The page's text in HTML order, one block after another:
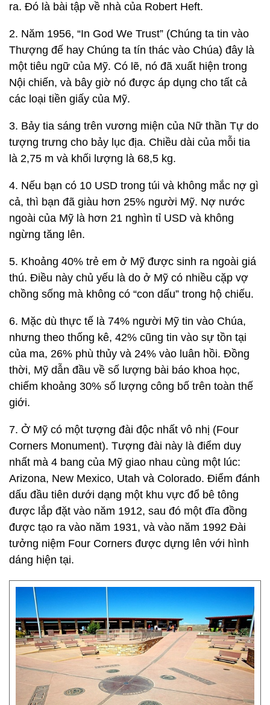
ra. Đó là bài tập về nhà của Robert Heft.
2. Năm 1956, “In God We Trust” (Chúng ta tin vào
Thượng đế hay Chúng ta tín thác vào Chúa) đây là
một tiêu ngữ của Mỹ. Có lẽ, nó đã xuất hiện trong
Nội chiến, và bây giờ nó được áp dụng cho tất cả
các loại tiền giấy của Mỹ.
3. Bảy tia sáng trên vương miện của Nữ thần Tự do
tượng trưng cho bảy lục địa. Chiều dài của mỗi tia
là 2,75 m và khối lượng là 68,5 kg.
4. Nếu bạn có 10 USD trong túi và không mắc nợ gì
cả, thì bạn đã giàu hơn 25% người Mỹ. Nợ nước
ngoài của Mỹ là hơn 21 nghìn tỉ USD và không
ngừng tăng lên.
5. Khoảng 40% trẻ em ở Mỹ được sinh ra ngoài giá
thú. Điều này chủ yếu là do ở Mỹ có nhiều cặp vợ
chồng sống mà không có “con dấu” trong hộ chiếu.
6. Mặc dù thực tế là 74% người Mỹ tin vào Chúa,
nhưng theo thống kê, 42% cũng tin vào sự tồn tại
của ma, 26% phù thủy và 24% vào luân hồi. Đồng
thời, Mỹ dẫn đầu về số lượng bài báo khoa học,
chiếm khoảng 30% số lượng công bố trên toàn thế
giới.
7. Ở Mỹ có một tượng đài độc nhất vô nhị (Four
Corners Monument). Tượng đài này là điểm duy
nhất mà 4 bang của Mỹ giao nhau cùng một lúc:
Arizona, New Mexico, Utah và Colorado. Điểm đánh
dấu đầu tiên dưới dạng một khu vực đổ bê tông
được lắp đặt vào năm 1912, sau đó một đĩa đồng
được tạo ra vào năm 1931, và vào năm 1992 Đài
tưởng niệm Four Corners được dựng lên với hình
dáng hiện tại.